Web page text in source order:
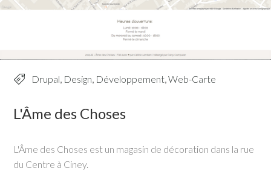
Drupal, Design, Développement,Web-Carte
L'Âme des Choses
L'Âme des Choses est un magasin de décoration dans la rue
du Centre à Ciney.